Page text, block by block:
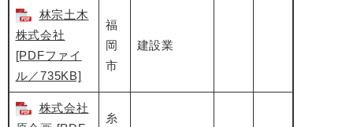
林宗土木
株式会社
[PDFファイ
ル／735KB]
福
岡
市
建設業
株式会社
糸